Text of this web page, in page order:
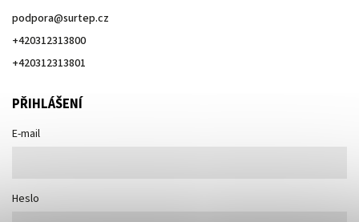
podpora@surtep.cz
+420312313800
+420312313801
PŘIHLÁŠENÍ
E-mail
Heslo